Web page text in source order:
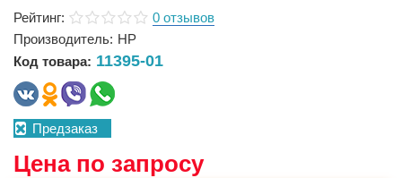
Рейтинг:
0 отзывов
Производитель: HP
Код товара: 11395-01
Предзаказ
Цена по запросу